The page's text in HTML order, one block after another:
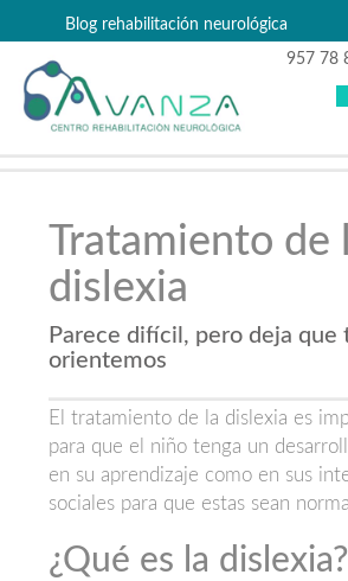
Blog rehabilitación neurológica
957 78
Tratamiento de
dislexia
Parece difícil, pero deja que
orientemos
El tratamiento de la dislexia es
para que el niño tenga un
en su aprendizaje como en sus
sociales para que estas sean
¿Qué es la dislexia?